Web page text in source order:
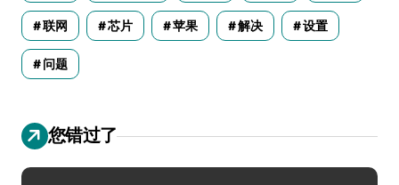
联网 芯片 苹果 解决 设置
问题
您错过了